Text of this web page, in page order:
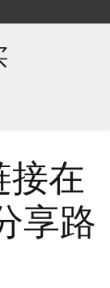
接在
享路